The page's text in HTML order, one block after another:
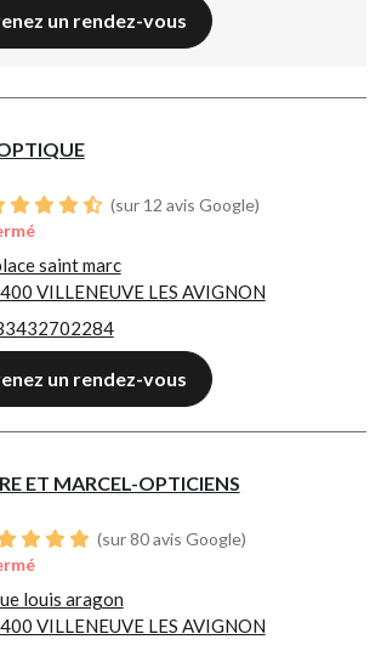
un rendez-vous
(sur 12 avis Google)
saint marc
VILLENEUVE LES AVIGNON
un rendez-vous
ET MARCEL-OPTICIENS
(sur 80 avis Google)
louis aragon
VILLENEUVE LES AVIGNON